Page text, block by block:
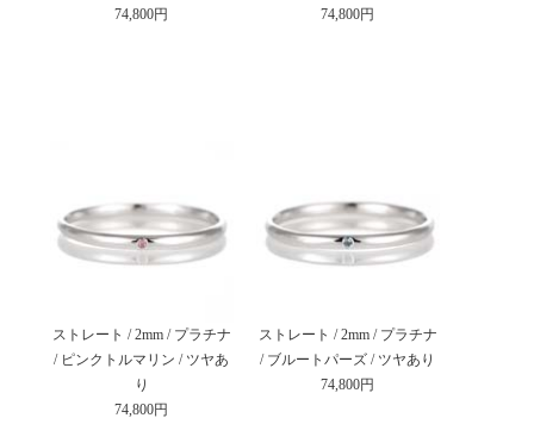
74,800円
74,800円
ストレート / 2mm / プラチナ
/ ピンクトルマリン / ツヤあ
り
74,800円
ストレート / 2mm / プラチナ
/ ブルートパーズ / ツヤあり
74,800円